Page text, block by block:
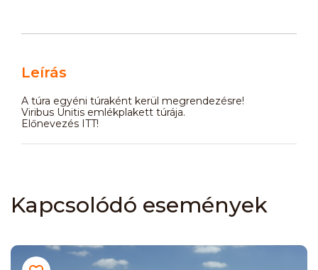
Leírás
A túra egyéni túraként kerül megrendezésre!
Viribus Unitis emlékplakett túrája.
Előnevezés ITT!
Kapcsolódó események